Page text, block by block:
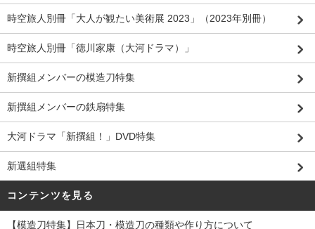
時空旅人別冊「大人が観たい美術展 2023」（2023年別冊）
時空旅人別冊「徳川家康（大河ドラマ）」
新撰組メンバーの模造刀特集
新撰組メンバーの鉄扇特集
大河ドラマ「新撰組！」DVD特集
新選組特集
コンテンツを見る
【模造刀特集】日本刀・模造刀の種類や作り方について